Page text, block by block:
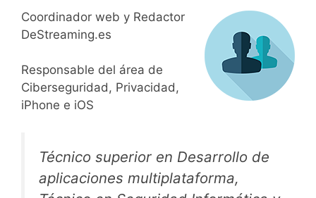
Coordinador web y Redactor
DeStreaming.es
Responsable del área de
Ciberseguridad, Privacidad,
iPhone e iOS
Técnico superior en Desarrollo de
aplicaciones multiplataforma,